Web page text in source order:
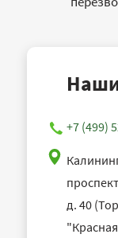
+7 (499)
д. 40